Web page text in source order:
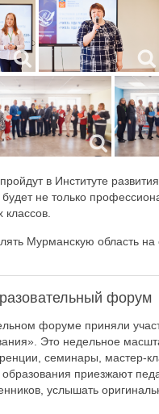
в Институте
не только
Мурманскую область
форум
форуме приняли
Это недельное
семинары, мастер-
приезжают
услышать